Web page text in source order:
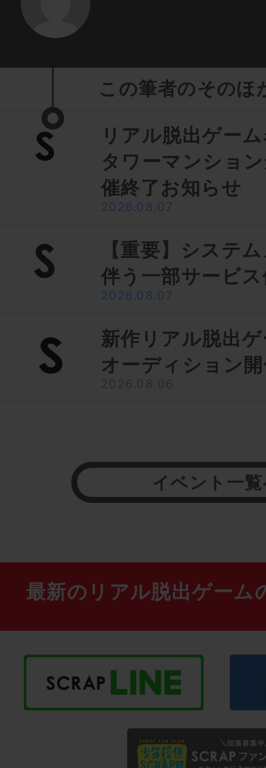
この筆者のそのほ
リアル脱出ゲー
タワーマンショ
催終了お知らせ
2026.08.07
【重要】システ
伴う一部サービ
2026.08.07
新作リアル脱出
オーディション
2026.08.06
イベント一
最新のリアル脱出ゲーム